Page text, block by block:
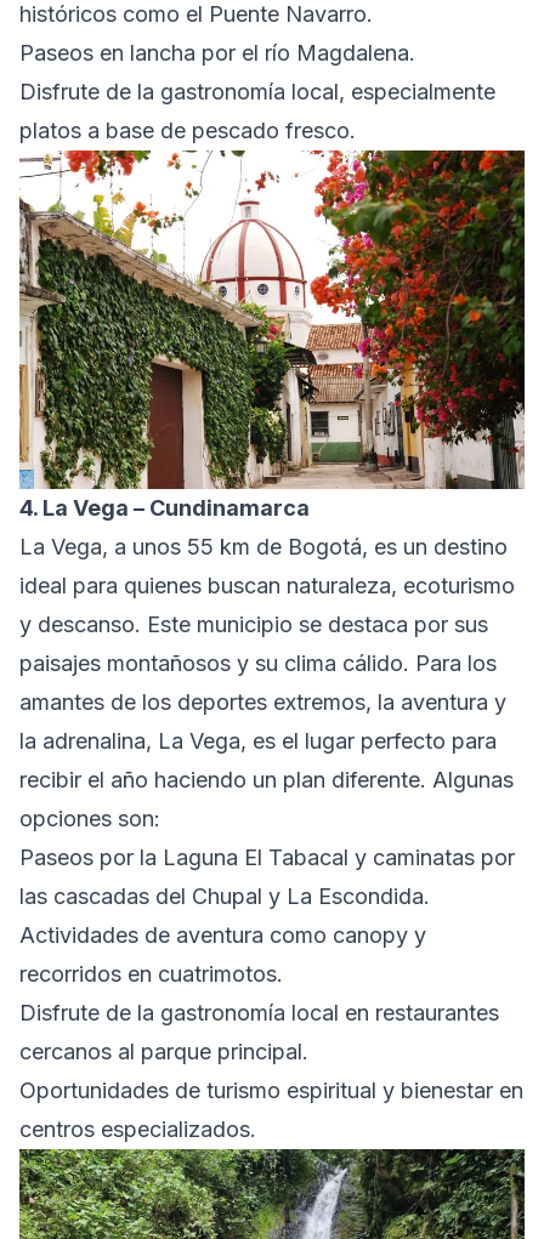
históricos como el Puente Navarro.
Paseos en lancha por el río Magdalena.
Disfrute de la gastronomía local, especialmente
platos a base de pescado fresco.
4. La Vega – Cundinamarca
La Vega, a unos 55 km de Bogotá, es un destino
ideal para quienes buscan naturaleza, ecoturismo
y descanso. Este municipio se destaca por sus
paisajes montañosos y su clima cálido. Para los
amantes de los deportes extremos, la aventura y
la adrenalina, La Vega, es el lugar perfecto para
recibir el año haciendo un plan diferente. Algunas
opciones son:
Paseos por la Laguna El Tabacal y caminatas por
las cascadas del Chupal y La Escondida.
Actividades de aventura como canopy y
recorridos en cuatrimotos.
Disfrute de la gastronomía local en restaurantes
cercanos al parque principal.
Oportunidades de turismo espiritual y bienestar en
centros especializados.